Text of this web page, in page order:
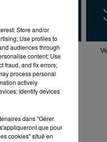
Capricorne
Store and/or
Use profiles to
audiences through
content; Use
fraud, and fix errors;
process personal
actively
Identify devices
dans "Gérer
que pour
cookies" situé en